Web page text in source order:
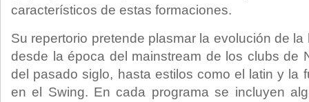
característicos de estas formaciones.
Su repertorio pretende plasmar la evolución de
desde la época del mainstream de los clubs de
del pasado siglo, hasta estilos como el latin y la
en el Swing. En cada programa se incluyen